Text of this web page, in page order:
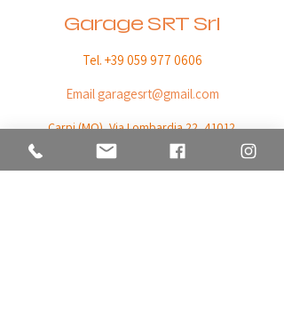
Garage SRT Srl
Tel. +39 059 977 0606
Email garagesrt@gmail.com
Carpi (MO),Via Lombardia 22, 41012
C.F. / P. IVA
03732790369